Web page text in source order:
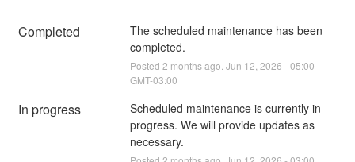
Completed
The scheduled maintenance has been
completed.
Posted 2 months ago. Jun 12 2026 -05:00
GMT-03:00
In progress
Scheduled maintenance is currently in
progress. We will provide updates as
necessary.